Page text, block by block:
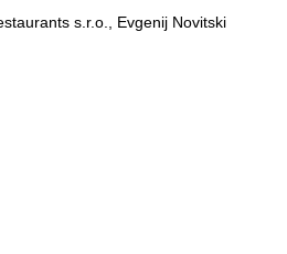
s.r.o., Evgenij Novitski